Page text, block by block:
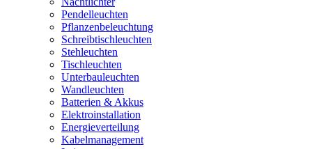
Pendelleuchten
Pflanzenbeleuchtung
Schreibtischleuchten
Stehleuchten
Tischleuchten
Unterbauleuchten
Wandleuchten
Batterien & Akkus
Elektroinstallation
Energieverteilung
Kabelmanagement